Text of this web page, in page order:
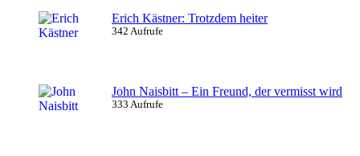
Erich Kästner: Trotzdem heiter
342 Aufrufe
John Naisbitt – Ein Freund, der vermisst wird
333 Aufrufe